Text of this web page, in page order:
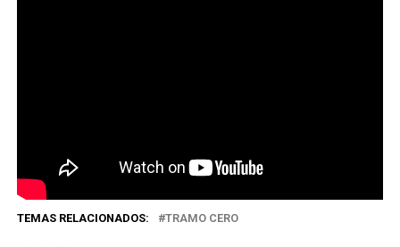
TEMAS RELACIONADOS: TRAMO CERO